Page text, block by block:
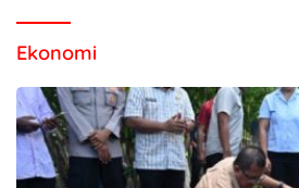
Ekonomi